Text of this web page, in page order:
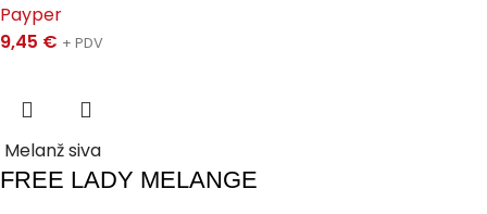
Payper
9,45 € + PDV
Melanž siva
FREE LADY MELANGE